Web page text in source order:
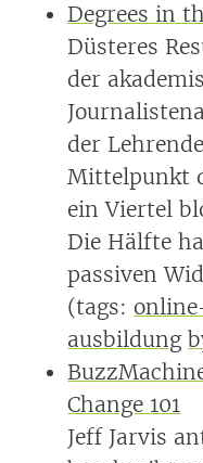
Degrees in
Düsteres
der
der
Mittelpunkt
ein Viertel
Die Hälfte
passiven
(tags:
ausbildung
Change 101
Jeff Jarvis